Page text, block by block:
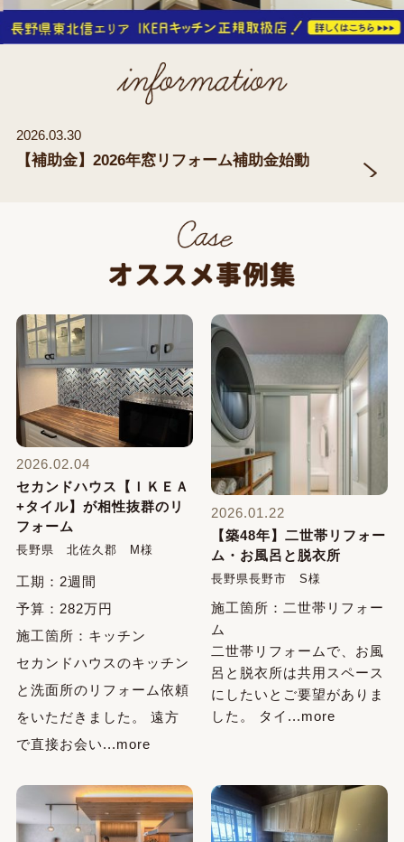
2026.03.30
【補助金】2026年窓リフォーム補助金始動
2026.02.04
セカンドハウス【ＩＫＥＡ
+タイル】が相性抜群のリ
フォーム
長野県 北佐久郡 M様
工期：2週間
予算：282万円
施工箇所：キッチン
セカンドハウスのキッチン
と洗面所のリフォーム依頼
をいただきました。 遠方
で直接お会い...more
2026.01.22
【築48年】二世帯リフォー
ム・お風呂と脱衣所
長野県長野市 S様
施工箇所：二世帯リフォー
ム
二世帯リフォームで、お風
呂と脱衣所は共用スペース
にしたいとご要望がありま
した。 タイ...more